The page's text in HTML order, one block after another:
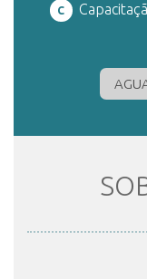
CONTATO
C